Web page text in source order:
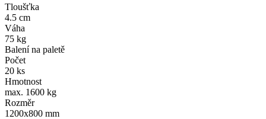
Tloušťka
4.5 cm
Váha
75 kg
Balení na paletě
Počet
20 ks
Hmotnost
max. 1600 kg
Rozměr
1200x800 mm